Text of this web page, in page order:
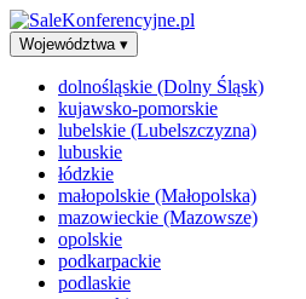
Województwa ▾
dolnośląskie (Dolny Śląsk)
kujawsko-pomorskie
lubelskie (Lubelszczyzna)
lubuskie
łódzkie
małopolskie (Małopolska)
mazowieckie (Mazowsze)
opolskie
podkarpackie
podlaskie